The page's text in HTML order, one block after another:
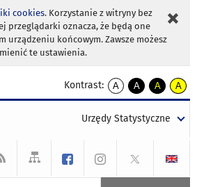
cookies. Korzystanie z witryny bez
przeglądarki oznacza, że będą one
urządzeniu końcowym. Zawsze możesz
te ustawienia.
Kontrast:
A
kontrast
A
kontrast
tekst
czarnym
A
kontrast
tekst
czarnym
A
tekst
żółtym
Urzędy Statystyczne